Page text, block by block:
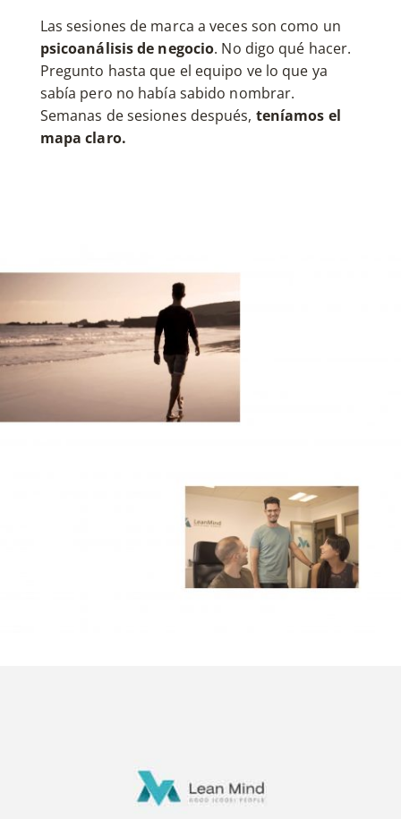
Las sesiones de marca a veces son como un
psicoanálisis de negocio. No digo qué hacer.
Pregunto hasta que el equipo ve lo que ya
sabía pero no había sabido nombrar.
Semanas de sesiones después, teníamos el
mapa claro.